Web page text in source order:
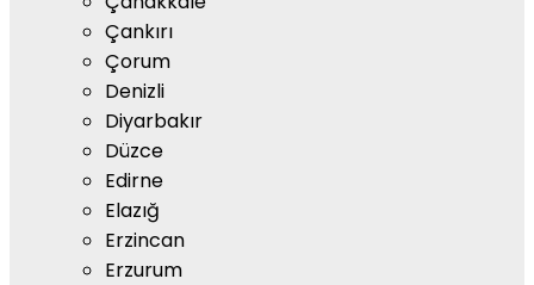
Çankırı
Çorum
Denizli
Diyarbakır
Düzce
Edirne
Elazığ
Erzincan
Erzurum